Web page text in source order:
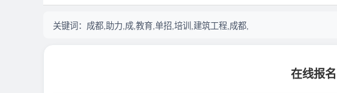
关键词： 成都,助力,成,教育,单招,培训,建筑工程,成都,
在线报名